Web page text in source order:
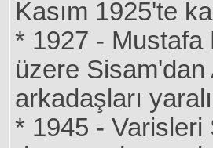
Kasım 1925'te
* 1927 - Mustafa
üzere Sisam'dan
arkadaşları
* 1945 - Varisleri